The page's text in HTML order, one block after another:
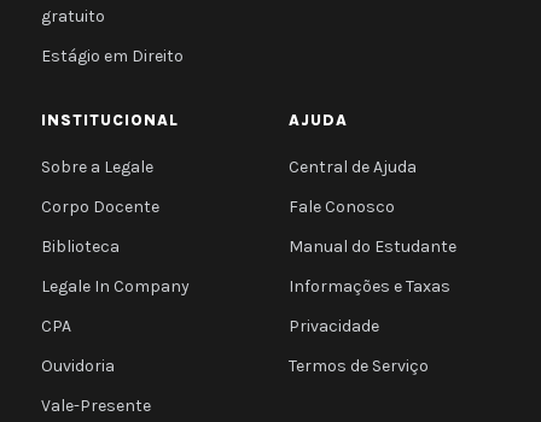
gratuito
Estágio em Direito
INSTITUCIONAL
Sobre a Legale
Corpo Docente
Biblioteca
Legale In Company
CPA
Ouvidoria
Vale-Presente
AJUDA
Central de Ajuda
Fale Conosco
Manual do Estudante
Informações e Taxas
Privacidade
Termos de Serviço